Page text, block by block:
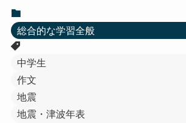
総合的な学習全般
中学生
作文
地震
地震・津波年表